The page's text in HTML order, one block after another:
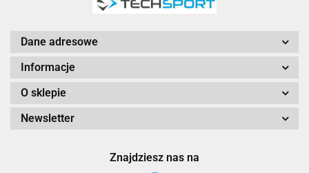
Dane adresowe
Informacje
O sklepie
Newsletter
Znajdziesz nas na